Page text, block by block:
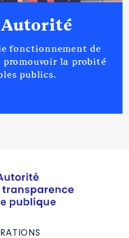
fonctionnement de
la probité
publics.